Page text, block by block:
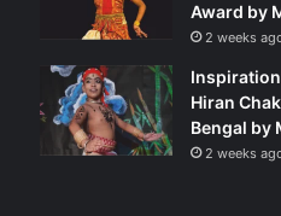
Award by
2 weeks
Hiran
Bengal by
2 weeks